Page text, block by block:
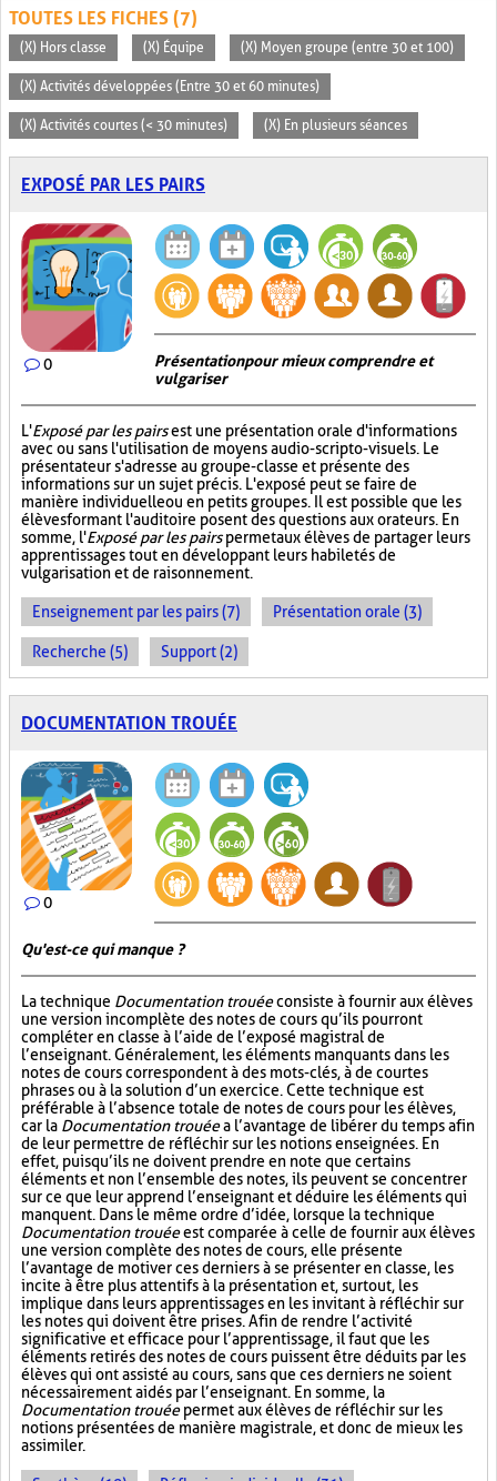
TOUTES LES FICHES (7)
(X) Hors classe (X) Équipe (X) Moyen groupe (entre 30 et 100)
(X) Activités développées (Entre 30 et 60 minutes)
(X) Activités courtes (< 30 minutes) (X) En plusieurs séances
EXPOSÉ PAR LES PAIRS
0
Présentation pour mieux comprendre et
vulgariser
L'Exposé par les pairsest une présentation orale d'informations
avec ou sans l'utilisation de moyens audio-scripto-visuels. Le
présentateur s'adresse au groupe-classe et présente des
informations sur un sujet précis. L'exposé peut se faire de
manière individuelle ou en petits groupes. Il est possible que les
élèves formant l'auditoire posent des questions aux orateurs. En
somme, l'Exposé par les pairspermet aux élèves de partager leurs
apprentissages tout en développant leurs habiletés de
vulgarisation et de raisonnement.
Enseignement par les pairs (7) Présentation orale (3)
Recherche (5) Support (2)
DOCUMENTATION TROUÉE
0
Qu'est-ce qui manque ?
La technique Documentation trouéeconsiste à fournir aux élèves
une version incomplète des notes de cours qu’ils pourront
compléter en classe à l’aide de l’exposé magistral de
l’enseignant. Généralement, les éléments manquants dans les
notes de cours correspondent à des mots-clés, à de courtes
phrases ou à la solution d’un exercice. Cette technique est
préférable à l’absence totale de notes de cours pour les élèves,
car la Documentation trouéea l’avantage de libérer du temps afin
de leur permettre de réfléchir sur les notions enseignées. En
effet, puisqu’ils ne doivent prendre en note que certains
éléments et non l’ensemble des notes, ils peuvent se concentrer
sur ce que leur apprend l’enseignant et déduire les éléments qui
manquent. Dans le même ordre d’idée, lorsque la technique
Documentation trouéeest comparée à celle de fournir aux élèves
une version complète des notes de cours, elle présente
l’avantage de motiver ces derniers à se présenter en classe, les
incite à être plus attentifs à la présentation et, surtout, les
implique dans leurs apprentissages en les invitant à réfléchir sur
les notes qui doivent être prises. Afin de rendre l’activité
significative et efficace pour l’apprentissage, il faut que les
éléments retirés des notes de cours puissent être déduits par les
élèves qui ont assisté au cours, sans que ces derniers ne soient
nécessairement aidés par l’enseignant. En somme, la
Documentation trouéepermet aux élèves de réfléchir sur les
notions présentées de manière magistrale, et donc de mieux les
assimiler.